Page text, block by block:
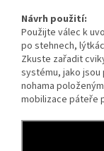
Návrh použití:
Použijte válec k
po stehnech,
Zkuste zařadit
systému, jako
nohama
mobilizace páteře